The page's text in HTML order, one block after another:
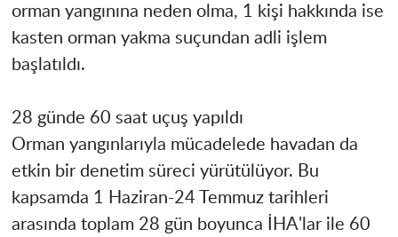
orman yangınına neden olma, 1 kişi hakkında ise
kasten orman yakma suçundan adli işlem
başlatıldı.
28 günde 60 saat uçuş yapıldı
Orman yangınlarıyla mücadelede havadan da
etkin bir denetim süreci yürütülüyor. Bu
kapsamda 1 Haziran-24 Temmuz tarihleri
arasında toplam 28 gün boyunca İHA'lar ile 60